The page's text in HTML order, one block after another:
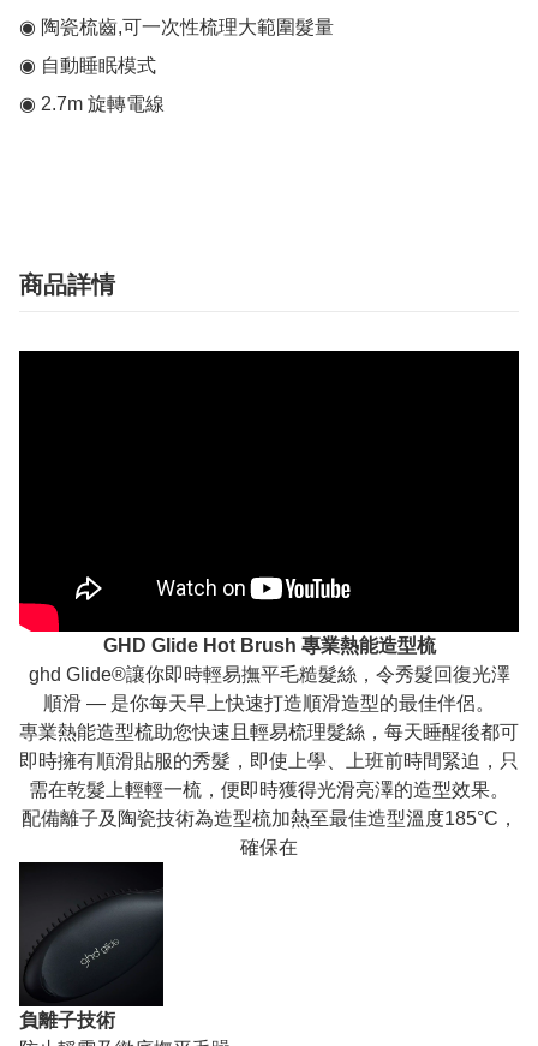
◉ 陶瓷梳齒,可一次性梳理大範圍髮量
◉ 自動睡眠模式
◉ 2.7m 旋轉電線
商品詳情
GHD Glide Hot Brush 專業熱能造型梳
ghd Glide®讓你即時輕易撫平毛糙髮絲，令秀髮回復光澤
順滑 — 是你每天早上快速打造順滑造型的最佳伴侶。
專業熱能造型梳助您快速且輕易梳理髮絲，每天睡醒後都可
即時擁有順滑貼服的秀髮，即使上學、上班前時間緊迫，只
需在乾髮上輕輕一梳，便即時獲得光滑亮澤的造型效果。
配備離子及陶瓷技術為造型梳加熱至最佳造型溫度185°C，
確保在
負離子技術